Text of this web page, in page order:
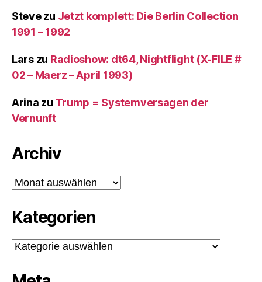
Stevezu Jetzt komplett: Die Berlin Collection
1991 – 1992
Larszu Radioshow: dt64, Nightflight (X-FILE #
02 – Maerz – April 1993)
Arina zu Trump = Systemversagen der
Vernunft
Archiv
Archiv
Kategorien
Kategorien